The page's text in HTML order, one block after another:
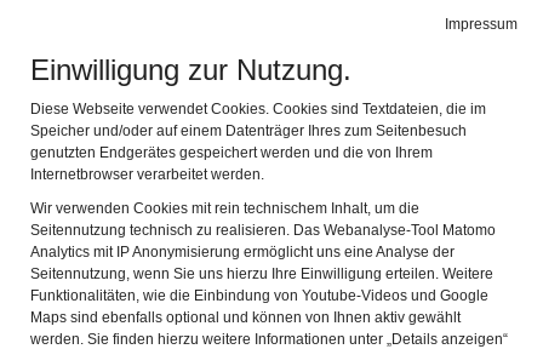
Impressum
Einwilligung zur Nutzung.
Diese Webseite verwendet Cookies. Cookies sind Textdateien, die im
Speicher und/oder auf einem Datenträger Ihres zum Seitenbesuch
genutzten Endgerätes gespeichert werden und die von Ihrem
Internetbrowser verarbeitet werden.
Wir verwenden Cookies mit rein technischem Inhalt, um die
Seitennutzung technisch zu realisieren. Das Webanalyse-Tool Matomo
Analytics mit IP Anonymisierung ermöglicht uns eine Analyse der
Seitennutzung, wenn Sie uns hierzu Ihre Einwilligung erteilen. Weitere
Funktionalitäten, wie die Einbindung von Youtube-Videos und Google
Maps sind ebenfalls optional und können von Ihnen aktiv gewählt
werden. Sie finden hierzu weitere Informationen unter „Details anzeigen“
Gebärdensprache
Fränkisches Freilandmuseum Fladungen
Zurück